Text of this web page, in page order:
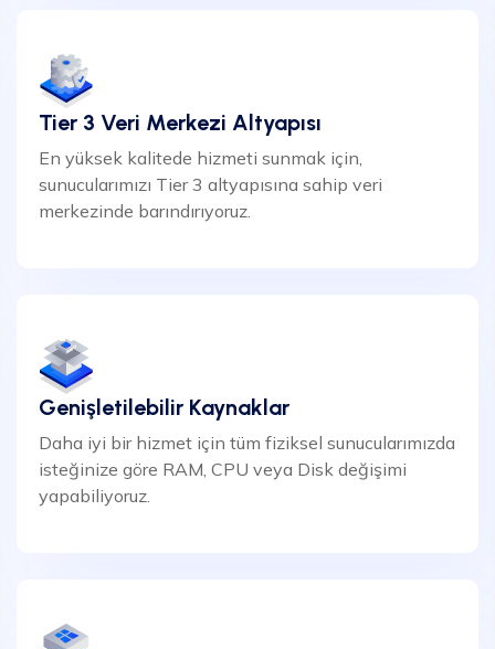
Tier 3 Veri Merkezi Altyapısı
En yüksek kalitede hizmeti sunmak için,
sunucularımızı Tier 3 altyapısına sahip veri
merkezinde barındırıyoruz.
Genişletilebilir Kaynaklar
Daha iyi bir hizmet için tüm fiziksel sunucularımızda
isteğinize göre RAM, CPU veya Disk değişimi
yapabiliyoruz.